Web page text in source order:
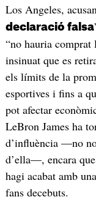
Los Angeles,
declaració falsa
“no hauria comprat
insinuat que es
els límits de la
esportives i fins a
pot afectar
LeBron James ha
d’influència —no
d’ella—, encara
hagi acabat amb
fans decebuts.